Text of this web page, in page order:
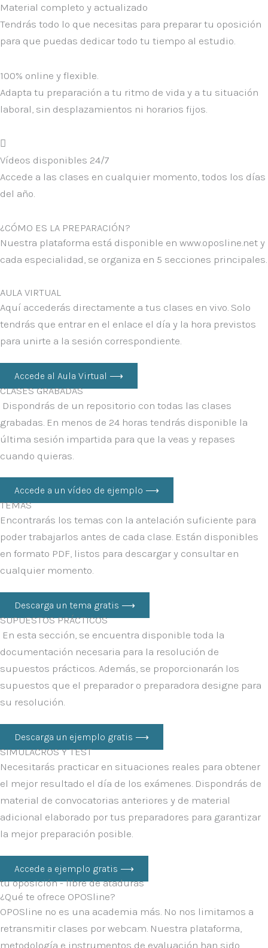
Material completo y actualizado
Tendrás todo lo que necesitas para preparar tu oposición
para que puedas dedicar todo tu tiempo al estudio.
100% online y flexible.
Adapta tu preparación a tu ritmo de vida y a tu situación
laboral, sin desplazamientos ni horarios fijos.
Vídeos disponibles 24/7
Accede a las clases en cualquier momento, todos los días
del año.
¿CÓMO ES LA PREPARACIÓN?
Nuestra plataforma está disponible en www.oposline.net y
cada especialidad, se organiza en 5 secciones principales.
AULA VIRTUAL
Aquí accederás directamente a tus clases en vivo. Solo
tendrás que entrar en el enlace el día y la hora previstos
para unirte a la sesión correspondiente.
Accede al Aula Virtual ⟶
CLASES GRABADAS
Dispondrás de un repositorio con todas las clases
grabadas. En menos de 24 horas tendrás disponible la
última sesión impartida para que la veas y repases
cuando quieras.
Accede a un vídeo de ejemplo ⟶
TEMAS
Encontrarás los temas con la antelación suficiente para
poder trabajarlos antes de cada clase. Están disponibles
en formato PDF, listos para descargar y consultar en
cualquier momento.
Descarga un tema gratis ⟶
SUPUESTOS PRÁCTICOS
En esta sección, se encuentra disponible toda la
documentación necesaria para la resolución de
supuestos prácticos. Además, se proporcionarán los
supuestos que el preparador o preparadora designe para
su resolución.
Descarga un ejemplo gratis ⟶
SIMULACROS Y TEST
Necesitarás practicar en situaciones reales para obtener
el mejor resultado el día de los exámenes. Dispondrás de
material de convocatorias anteriores y de material
adicional elaborado por tus preparadores para garantizar
la mejor preparación posible.
Accede a ejemplo gratis ⟶
tu oposición - libre de ataduras
¿Qué te ofrece OPOSline?
OPOSline no es una academia más. No nos limitamos a
retransmitir clases por webcam. Nuestra plataforma,
metodología e instrumentos de evaluación han sido